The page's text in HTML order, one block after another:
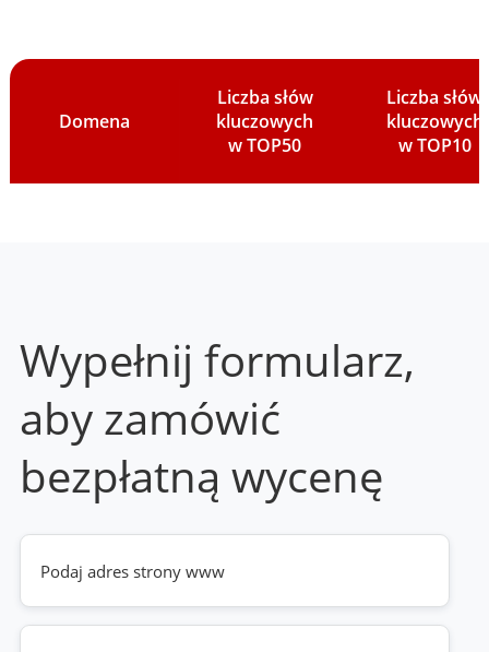
Domena
Liczba słów
kluczowych
w TOP50
Liczba słów
kluczowych
w TOP10
Wypełnij formularz,
aby zamówić
bezpłatną wycenę
Twoja
strona
www
(wymagane)
Telefon